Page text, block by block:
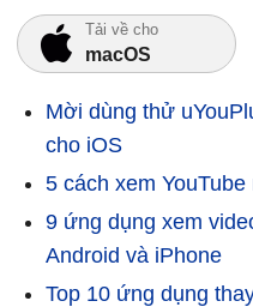
Tải về cho
macOS
Mời dùng thử
cho iOS
5 cách xem
9 ứng dụng xem
Android và iPhone
Top 10 ứng dụng